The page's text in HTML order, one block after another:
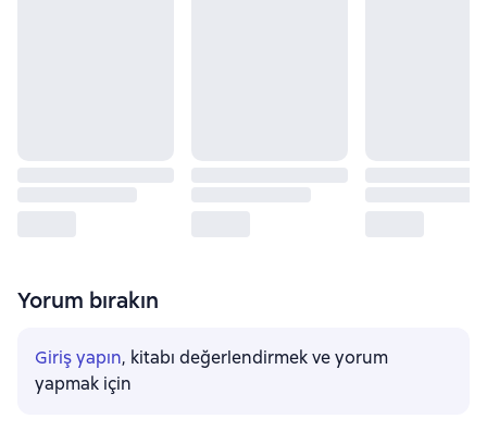
Yorum bırakın
Giriş yapın, kitabı değerlendirmek ve yorum
yapmak için